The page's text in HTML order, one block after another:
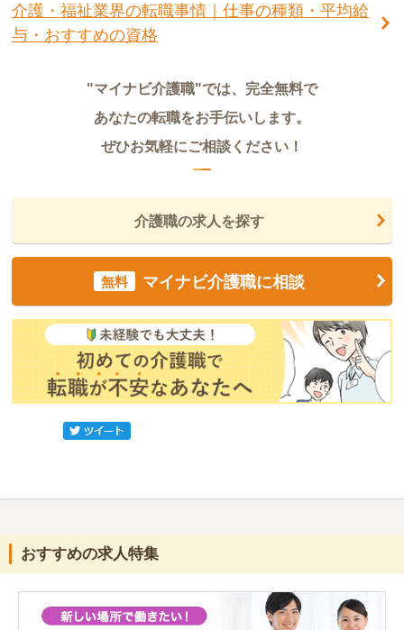
介護・福祉業界の転職事情｜仕事の種類・平均給
与・おすすめの資格
"マイナビ介護職"では、完全無料で
あなたの転職をお手伝いします。
ぜひお気軽にご相談ください！
介護職の求人を探す
無料 マイナビ介護職に相談
おすすめの求人特集